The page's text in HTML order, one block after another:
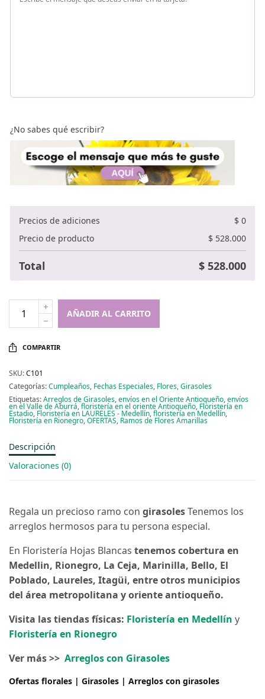
¿No sabes qué escribir?
Precios de adiciones $ 0
Precio de producto
$ 528.000
Total $ 528.000
AÑADIR AL CARRITO
COMPARTIR
SKU:C101
Categorías:Cumpleaños, Fechas Especiales, Flores,Girasoles
Etiquetas:Arreglos de Girasoles,envíos en el Oriente Antioqueño,envíos
en el Valle de Aburrá,floristería en el oriente Antioqueño, Floristería en
Estadio, Floristería en LAURELES - Medellín,floristería en Medellín,
Floristería en Rionegro,OFERTAS, Ramos de Flores Amarillas
Descripción
Valoraciones (0)
Regala un precioso ramo congirasolesTenemos los
arreglos hermosos para tu persona especial.
En Floristería Hojas Blancastenemos cobertura en
Medellin, Rionegro, La Ceja, Marinilla, Bello, El
Poblado, Laureles, Itagüi, entre otros municipios
del área metropolitana y oriente antioqueño.
Visita las tiendas físicas: Floristería en Medellíny
Floristería en Rionegro
Ver más >>Arreglos con Girasoles
Ofertas florales | Girasoles | Arreglos con girasoles